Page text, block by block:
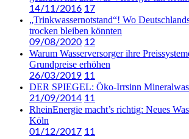
14/11/2016 17
„Trinkwassernotstand“! Wo
trocken bleiben könnten
09/08/2020 12
Warum Wasserversorger ihre
Grundpreise erhöhen
26/03/2019 11
DER SPIEGEL: Öko-Irrsinn
21/09/2014 11
RheinEnergie macht’s richtig: Neues
Köln
01/12/2017 11